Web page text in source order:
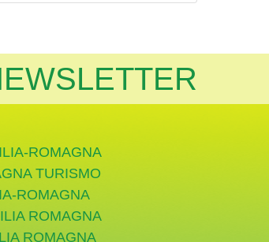
ROMAGNA
TURISMO
ROMAGNA
ROMAGNA
ROMAGNA